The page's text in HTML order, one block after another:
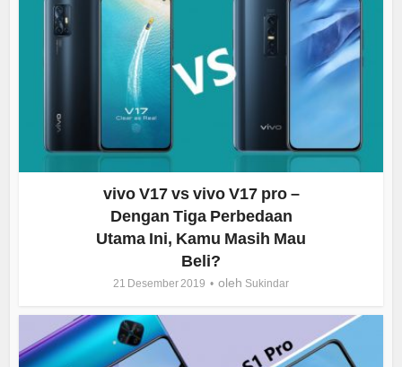
vivo V17 vs vivo V17 pro –
Dengan Tiga Perbedaan
Utama Ini, Kamu Masih Mau
Beli?
21 Desember 2019 oleh Sukindar